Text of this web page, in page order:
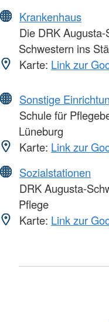
Krankenhaus
Die DRK
Schwestern ins
Karte: Link zur
Sonstige
Schule für
Lüneburg
Karte: Link zur
Sozialstationen
DRK Augusta-
Pflege
Karte: Link zur